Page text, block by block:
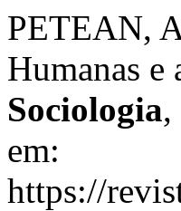
PETEAN,
Humanas
Sociologia,
em:
https://